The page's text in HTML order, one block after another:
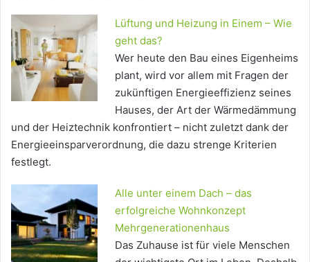
Lüftung und Heizung in Einem – Wie
geht das?
Wer heute den Bau eines Eigenheims
plant, wird vor allem mit Fragen der
zukünftigen Energieeffizienz seines
Hauses, der Art der Wärmedämmung
und der Heiztechnik konfrontiert – nicht zuletzt dank der
Energieeinsparverordnung, die dazu strenge Kriterien
festlegt.
Alle unter einem Dach – das
erfolgreiche Wohnkonzept
Mehrgenerationenhaus
Das Zuhause ist für viele Menschen